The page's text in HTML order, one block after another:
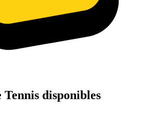
Tennis disponibles